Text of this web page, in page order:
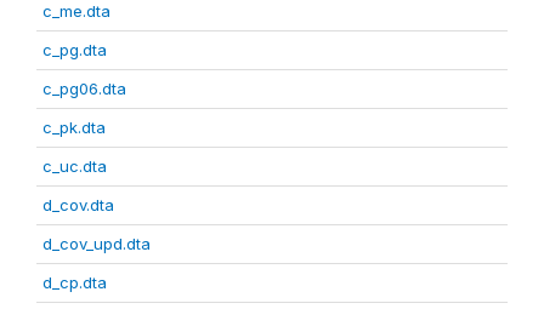
c_me.dta
c_pg.dta
c_pg06.dta
c_pk.dta
c_uc.dta
d_cov.dta
d_cov_upd.dta
d_cp.dta